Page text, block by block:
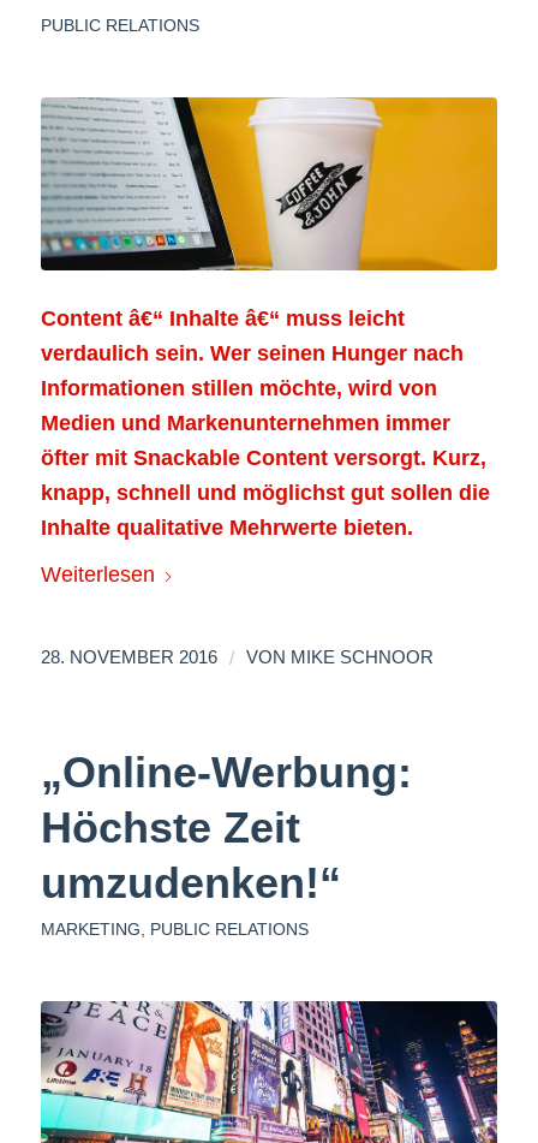
PUBLIC RELATIONS
Content â€“ Inhalte â€“ muss leicht
verdaulich sein. Wer seinen Hunger nach
Informationen stillen möchte, wird von
Medien und Markenunternehmen immer
öfter mit Snackable Content versorgt. Kurz,
knapp, schnell und möglichst gut sollen die
Inhalte qualitative Mehrwerte bieten.
Weiterlesen
28. NOVEMBER 2016 / VON MIKE SCHNOOR
„Online-Werbung:
Höchste Zeit
umzudenken!“
MARKETING, PUBLIC RELATIONS